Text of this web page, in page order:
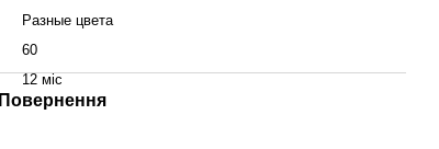
Разные цвета
60
12 міс
Повернення